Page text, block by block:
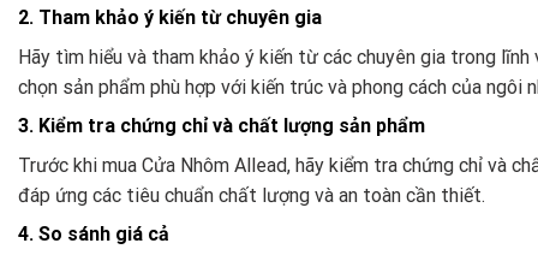
2. Tham khảo ý kiến từ chuyên gia
Hãy tìm hiểu và tham khảo ý kiến từ các chuyên gia trong
chọn sản phẩm phù hợp với kiến trúc và phong cách của ngôi
3. Kiểm tra chứng chỉ và chất lượng sản phẩm
Trước khi mua Cửa Nhôm Allead, hãy kiểm tra chứng chỉ và
đáp ứng các tiêu chuẩn chất lượng và an toàn cần thiết.
4. So sánh giá cả